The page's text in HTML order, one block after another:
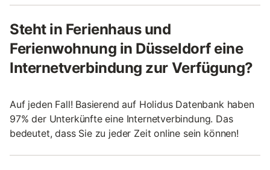
Steht in Ferienhaus und
Ferienwohnung in Düsseldorf eine
Internetverbindung zur Verfügung?
Auf jeden Fall! Basierend auf Holidus Datenbank haben
97% der Unterkünfte eine Internetverbindung. Das
bedeutet, dass Sie zu jeder Zeit online sein können!